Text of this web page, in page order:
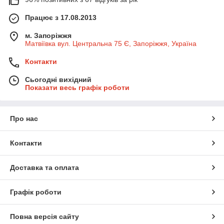
Працює з 17.08.2013
м. Запоріжжя
Матвіївка вул. Центральна 75 Є, Запоріжжя, Україна
Контакти
Сьогодні вихідний
Показати весь графік роботи
Про нас
Контакти
Доставка та оплата
Графік роботи
Повна версія сайту